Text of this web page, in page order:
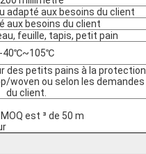
adapté aux besoins du client
aux besoins du client
feuille, tapis, petit pain
-40℃~105℃
des petits pains à la protection
woven ou selon les demandes
du client.
est ³ de 50 m